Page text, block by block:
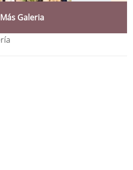
Más Galeria